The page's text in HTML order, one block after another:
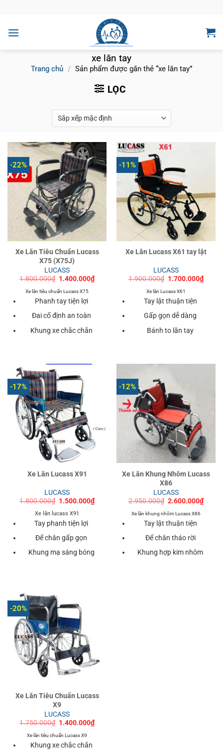
nội
xe lăn tay
Trang chủ / Sản phẩm được gắn thẻ “xe lăn tay”
LỌC
-22%
Xe Lăn Tiêu Chuẩn Lucass
X75 (X75J)
LUCASS
1.800.000₫ Giá
là:
1.800.000₫.
1.400.000₫Giá
hiện
1.400.000₫.
Xe lăn tiêu chuẩn Lucass X75
Phanh tay tiện lợi
Đai cố định an toàn
Khung xe chắc chắn
-11%
Xe Lăn Lucass X61 tay lật
LUCASS
1.900.000₫ Giá
là:
1.900.000₫.
1.700.000₫Giá
hiện
Xe lăn Lucass X61
Tay lật thuận tiện
Gấp gọn dễ dàng
Bánh to lăn tay
-17%
Xe Lăn Lucass X91
LUCASS
1.800.000₫ Giá
là:
1.800.000₫.
1.500.000₫Giá
hiện
1.500.000₫.
Xe lăn lucass X91
Tay phanh tiện lợi
Để chân gấp gọn
Khung mạ sáng bóng
-12%
Xe Lăn Khung Nhôm Lucass
X86
LUCASS
2.950.000₫ Giá
là:
2.950.000₫.
2.600.000₫Giá
hiện
Xe lăn khung nhôm Lucass X86
Tay lật thuận tiện
Để chân tháo rời
Khung hợp kim nhôm
-20%
Xe Lăn Tiêu Chuẩn Lucass
X9
LUCASS
1.750.000₫ Giá
là:
1.750.000₫.
1.400.000₫Giá
hiện
Xe lăn tiêu chuẩn Lucass X9
Khung xe chắc chắn